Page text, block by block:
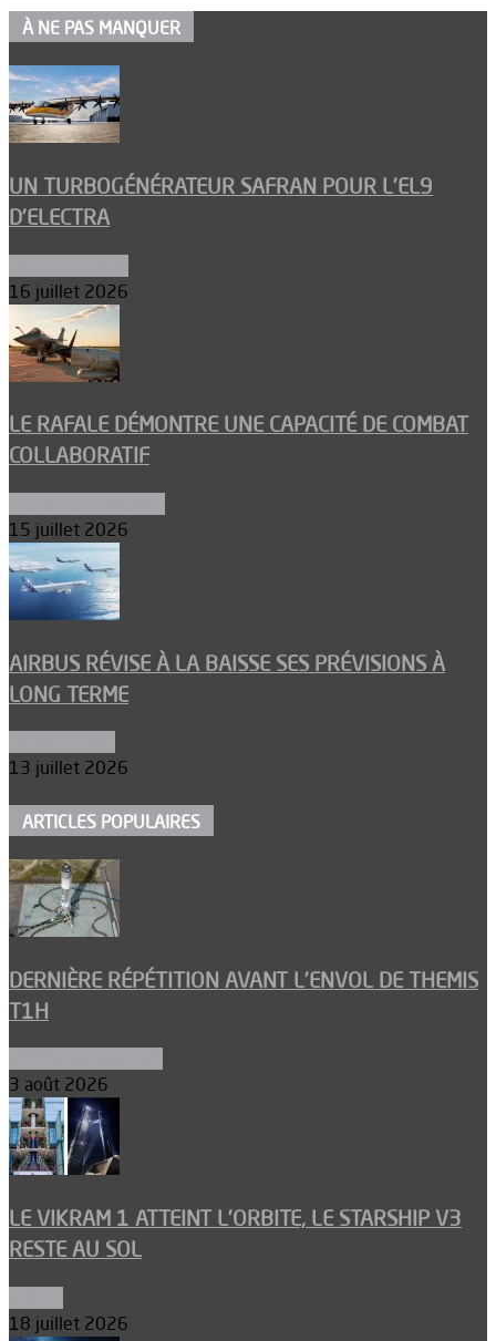
À NE PAS MANQUER
UN TURBOGÉNÉRATEUR SAFRAN POUR L’EL9
D’ELECTRA
16 juillet 2026
LE RAFALE DÉMONTRE UNE CAPACITÉ DE COMBAT
COLLABORATIF
15 juillet 2026
AIRBUS RÉVISE À LA BAISSE SES PRÉVISIONS À
LONG TERME
13 juillet 2026
ARTICLES POPULAIRES
DERNIÈRE RÉPÉTITION AVANT L’ENVOL DE THEMIS
T1H
3 août 2026
LE VIKRAM 1 ATTEINT L’ORBITE, LE STARSHIP V3
RESTE AU SOL
18 juillet 2026